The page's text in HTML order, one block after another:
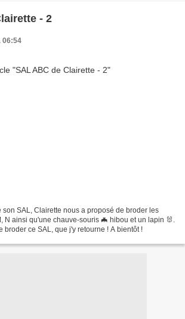
- 2
06:54
son SAL, Clairette nous a proposé de broder les
N ainsi qu'une chauve-souris 🦇 hibou et un lapin 🐰.
broder ce SAL, que j'y retourne ! A bientôt !